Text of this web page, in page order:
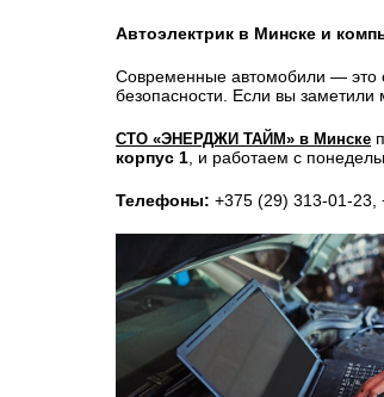
Автоэлектрик в Минске и
Современные автомобили — это
безопасности. Если вы
СТО «ЭНЕРДЖИ ТАЙМ» в Минске
корпус 1 , и работаем с
Телефоны: +375 (29) 313-01-23,